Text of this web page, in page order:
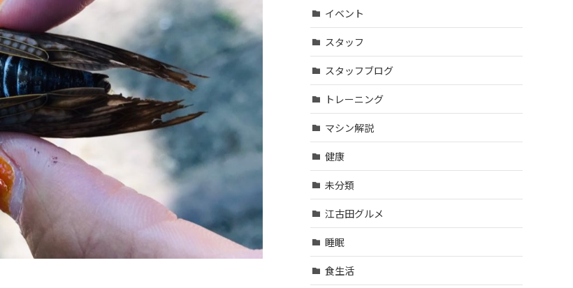
イベント
スタッフ
スタッフブログ
トレーニング
マシン解説
健康
未分類
江古田グルメ
睡眠
食生活